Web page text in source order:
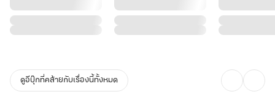
ดูอีบุ๊กที่คล้ายกับเรื่องนี้ทั้งหมด